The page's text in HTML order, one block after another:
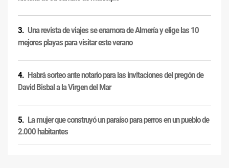
Una revista de viajes se enamora de Almería y elige las 10
mejores playas para visitar este verano
Habrá sorteo ante notario para las invitaciones del pregón de
David Bisbal a la Virgen del Mar
La mujer que construyó un paraíso para perros en un pueblo de
2.000 habitantes